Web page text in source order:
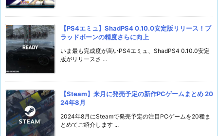
【PS4エミュ】ShadPS4 0.10.0安定版リリース！ブ
ラッドボーンの精度さらに向上
いま最も完成度が高いPS4エミュ、ShadPS4 0.10.0安定
版がリリースさ ...
【Steam】来月に発売予定の新作PCゲームまとめ 20
24年8月
2024年8月にSteamで発売予定の注目PCゲームを20種ま
とめてご紹介します ...